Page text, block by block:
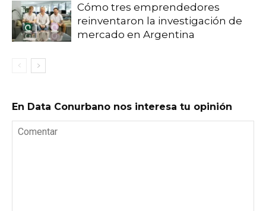
Cómo tres emprendedores
reinventaron la investigación de
mercado en Argentina
En Data Conurbano nos interesa tu opinión